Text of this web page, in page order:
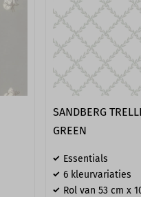
SANDBERG
GREEN
Essentials
6 kleurvariaties
Rol van 53 cm x